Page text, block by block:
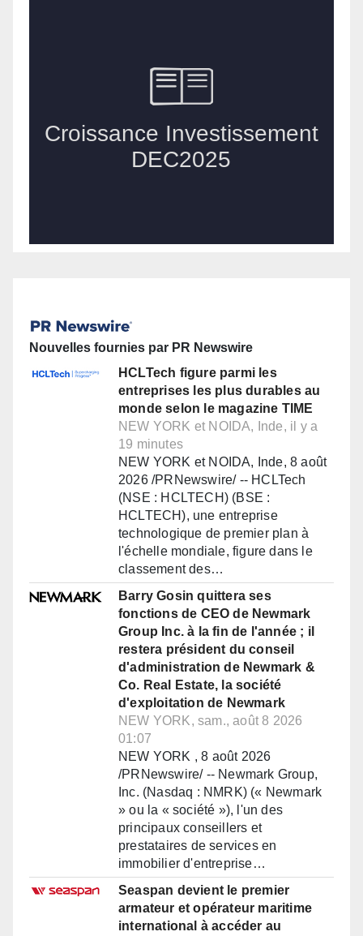
Nouvelles fournies par PR Newswire
HCLTech figure parmi les
entreprises les plus durables au
monde selon le magazine TIME
NEW YORK et NOIDA, Inde, il y a
19 minutes
NEW YORK et NOIDA, Inde, 8 août
2026 /PRNewswire/ -- HCLTech
(NSE : HCLTECH) (BSE :
HCLTECH), une entreprise
technologique de premier plan à
l'échelle mondiale, figure dans le
classement des…
Barry Gosin quittera ses
fonctions de CEO de Newmark
Group Inc. à la fin de l'année ; il
restera président du conseil
d'administration de Newmark &
Co. Real Estate, la société
d'exploitation de Newmark
NEW YORK, sam., août 8 2026
01:07
NEW YORK , 8 août 2026
/PRNewswire/ -- Newmark Group,
Inc. (Nasdaq : NMRK) (« Newmark
» ou la « société »), l'un des
principaux conseillers et
prestataires de services en
immobilier d'entreprise…
Seaspan devient le premier
armateur et opérateur maritime
international à accéder au